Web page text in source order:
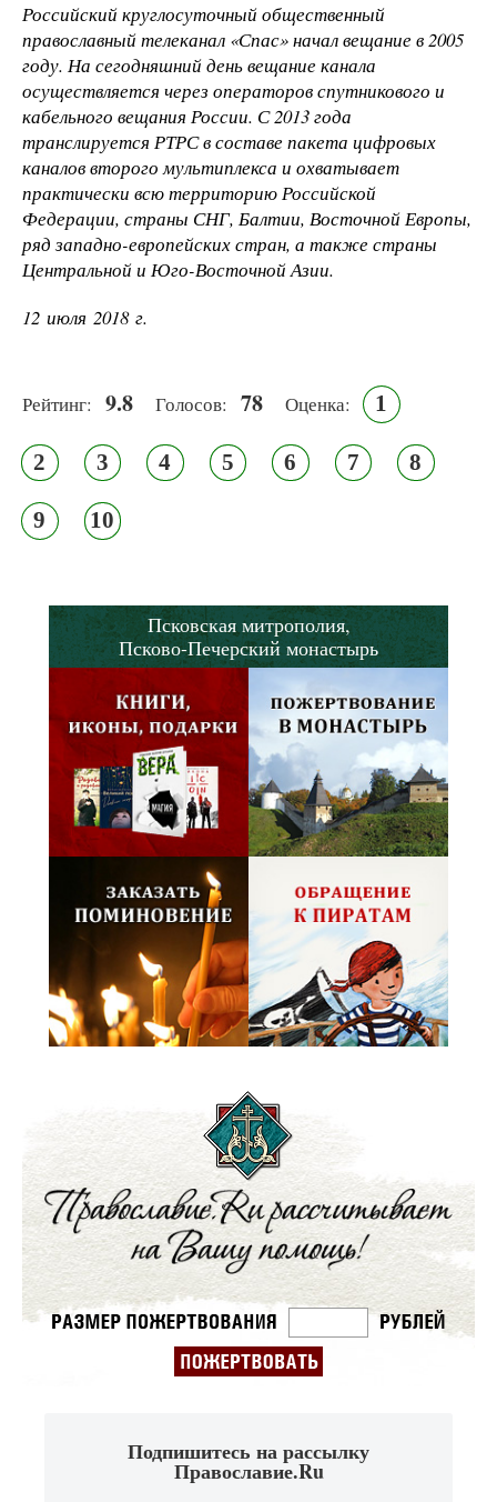
Российский круглосуточный общественный
православный телеканал «Спас» начал вещание в 2005
году. На сегодняшний день вещание канала
осуществляется через операторов спутникового и
кабельного вещания России. С 2013 года
транслируется РТРС в составе пакета цифровых
каналов второго мультиплекса и охватывает
практически всю территорию Российской
Федерации, страны СНГ, Балтии, Восточной Европы,
ряд западно-европейских стран, а также страны
Центральной и Юго-Восточной Азии.
12 июля 2018 г.
Рейтинг: 9.8 Голосов: 78 Оценка: 1
2 3 4 5 6 7 8
9 10
Псковская митрополия,
Псково-Печерский монастырь
Подпишитесь на рассылку
Православие.Ru